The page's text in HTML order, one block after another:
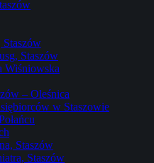
Staszów
Wiśniowska
– Oleśnica
w Staszowie
Staszów
Staszów